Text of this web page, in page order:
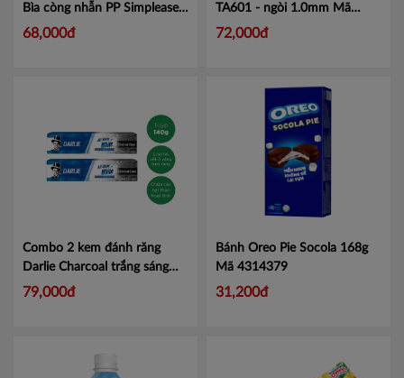
Bìa còng nhẫn PP Simplease
Mã KJ621T
68,000đ
TA601 - ngòi 1.0mm Mã
TA601
72,000đ
Combo 2 kem đánh răng
Darlie Charcoal trắng sáng
140gMã 100956021
79,000đ
Bánh Oreo Pie Socola 168g
Mã 4314379
31,200đ